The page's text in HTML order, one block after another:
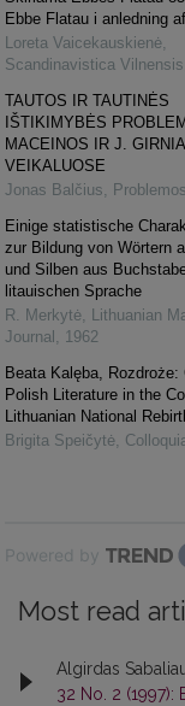
Ebbe Flatau i anledning
Loreta Vaicekauskienė,
Scandinavistica Vilnensis
TAUTOS IR TAUTINĖS
IŠTIKIMYBĖS
MACEINOS IR J.
VEIKALUOSE
Jonas Balčius, Problemos
Einige statistische
zur Bildung von Wörtern
und Silben aus
litauischen Sprache
R. Merkytė, Lithuanian
Journal , 1962
Beata Kalęba, Rozdroże:
Polish Literature in the
Lithuanian National
Brigita Speičytė,
Powered by
Most read
Algirdas
32 No. 2 (1997):